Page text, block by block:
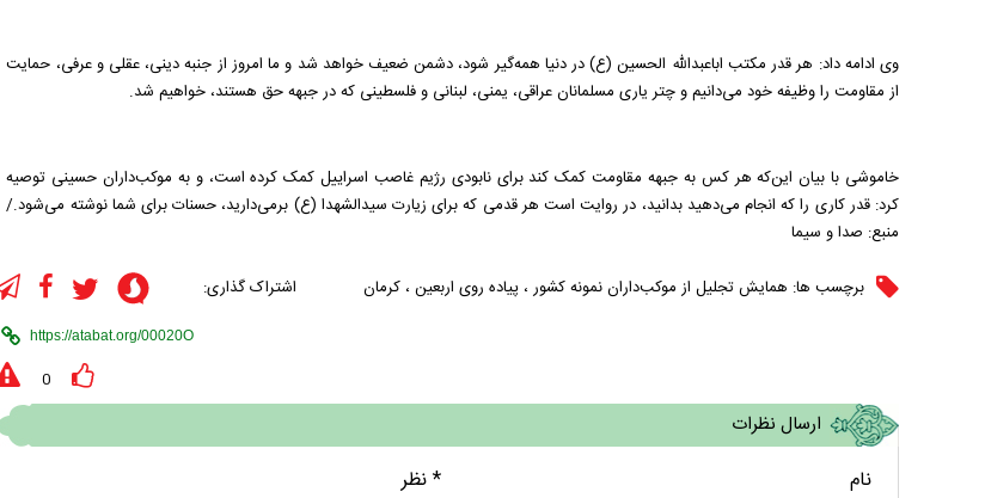
وی ادامه داد: هر قدر مکتب اباعبدالله الحسین (ع) در دنیا همه‌گیر شود، دشمن ضعیف خواهد شد و ما امروز از جنبه دینی، عقلی و عرفی، حمایت
از مقاومت را وظیفه خود می‌دانیم و چتر یاری مسلمانان عراقی، یمنی، لبنانی و فلسطینی که در جبهه حق هستند، خواهیم شد.
خاموشی با بیان این‌که هر کس به جبهه مقاومت کمک کند برای نابودی رژیم غاصب اسراییل کمک کرده است، و به موکب‌داران حسینی توصیه
کرد: قدر کاری را که انجام می‌دهید بدانید، در روایت است هر قدمی که برای زیارت سیدالشهدا (ع) برمی‌دارید، حسنات برای شما نوشته می‌شود./
منبع: صدا و سیما
برچسب ها: همایش تجلیل از موکب‌داران نمونه کشور ، پیاده روی اربعین ، کرمان اشتراک گذاری:
0
ارسال نظرات
نام * نظر